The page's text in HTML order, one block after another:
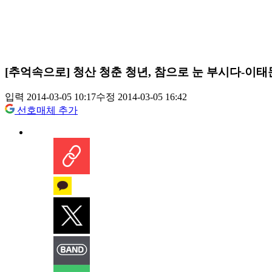
[추억속으로] 청산 청춘 청년, 참으로 눈 부시다-이태
입력 2014-03-05 10:17수정 2014-03-05 16:42
선호매체 추가